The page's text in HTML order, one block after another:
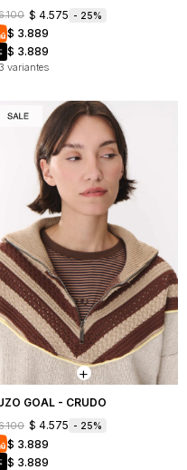
variantes
$ 4.575 25
$ 3.889
$ 3.889
GOAL - CRUDO
$ 4.575 25
$ 3.889
$ 3.889